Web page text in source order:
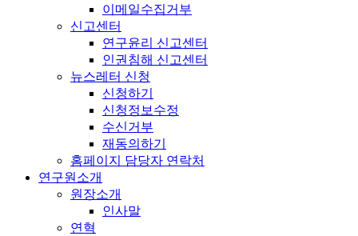
이메일수집거부
신고센터
연구윤리 신고센터
인권침해 신고센터
뉴스레터 신청
신청하기
신청정보수정
수신거부
재동의하기
홈페이지 담당자 연락처
연구원소개
원장소개
인사말
연혁